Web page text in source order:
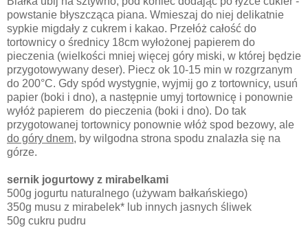
powstanie błyszcząca piana. Wmieszaj do niej delikatnie
sypkie migdały z cukrem i kakao. Przełóż całość do
tortownicy o średnicy 18cm wyłożonej papierem do
pieczenia (wielkości mniej więcej góry miski, w której będzie
przygotowywany deser). Piecz ok 10-15 min w rozgrzanym
do 200°C. Gdy spód wystygnie, wyjmij go z tortownicy, usuń
papier (boki i dno), a następnie umyj tortownicę i ponownie
wyłóż papierem do pieczenia (boki i dno). Do tak
przygotowanej tortownicy ponownie włóż spod bezowy, ale
do góry dnem, by wilgodna strona spodu znalazła się na
górze.
sernik jogurtowy z mirabelkami
500g jogurtu naturalnego (używam bałkańskiego)
350g musu z mirabelek* lub innych jasnych śliwek
50g cukru pudru